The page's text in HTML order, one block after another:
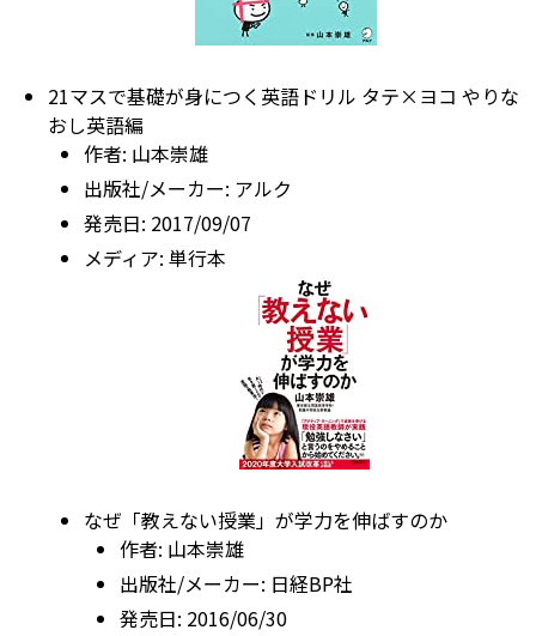
21マスで基礎が身につく英語ドリル タテ×ヨコ やりな
おし英語編
作者: 山本崇雄
出版社/メーカー: アルク
発売日: 2017/09/07
メディア: 単行本
なぜ「教えない授業」が学力を伸ばすのか
作者: 山本崇雄
出版社/メーカー: 日経BP社
発売日: 2016/06/30